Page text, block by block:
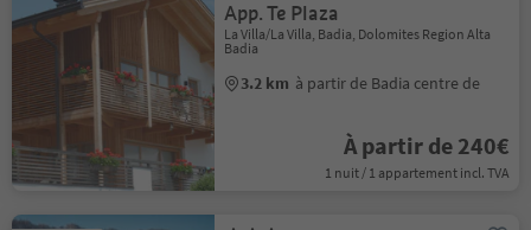
App. Te Plaza
La Villa/La Villa, Badia, Dolomites Region Alta
Badia
3.2 km à partir de Badia centre de
À partir de 240€
1 nuit / 1 appartement incl. TVA